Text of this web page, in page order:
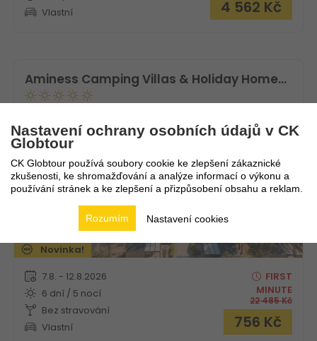
Vlastní
4 562 Kč
Aminess Camping Villas & Holiday Homes Avalona
Novinka!
7.8. - 12.8.2026
6 dní / 5 nocí
Bez stravování
Vlastní
FIRST
MINUTE
22 485Kč
756 Kč
Nastavení ochrany osobních údajů v CK
Globtour
CK Globtour používá soubory cookie ke zlepšení zákaznické
zkušenosti, ke shromažďování a analýze informací o výkonu a
používání stránek a ke zlepšení a přizpůsobení obsahu a reklam.
Nastavení cookies
Rozumím